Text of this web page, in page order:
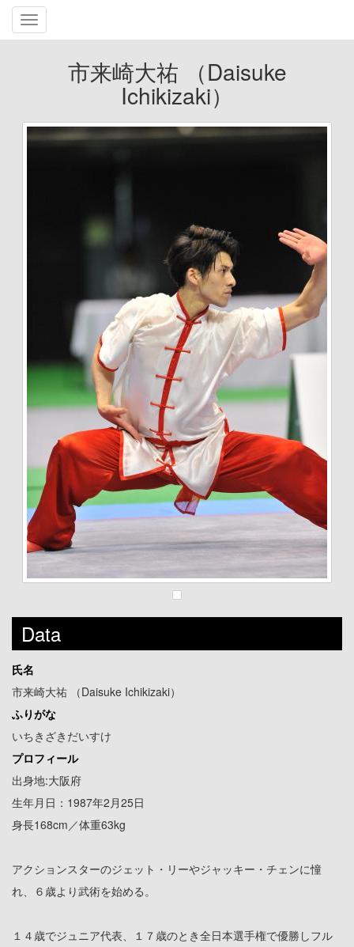
Toggle
navigation
市来崎大祐 （Daisuke
Ichikizaki）
Data
氏名
市来崎大祐 （Daisuke Ichikizaki）
ふりがな
いちきざきだいすけ
プロフィール
出身地:大阪府
生年月日：1987年2月25日
身長168cm／体重63kg
​アクションスターのジェット・リーやジャッキー・チェンに憧
れ、６歳より武術を始める。
１４歳でジュニア代表、１７歳のとき全日本選手権で優勝しフル